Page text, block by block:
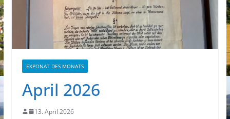
EXPONAT DES MONATS
April 2026
13. April 2026